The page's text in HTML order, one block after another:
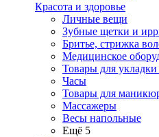
Красота и здоровье
Личные вещи
Зубные щетки и
Бритье, стрижка
Медицинское
Товары для укладки
Часы
Товары для
Массажеры
Весы напольные
Ещё 5